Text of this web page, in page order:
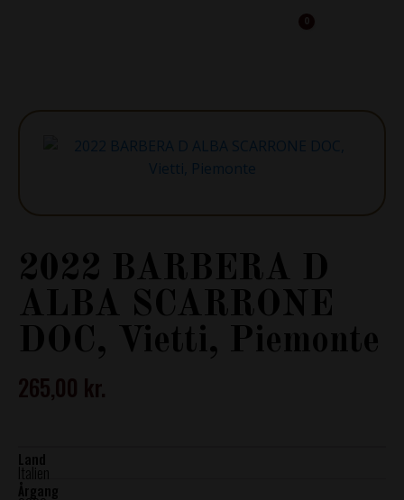
2022 BARBERA D
ALBA SCARRONE
DOC, Vietti, Piemonte
265,00 kr.
Land
Italien
Årgang